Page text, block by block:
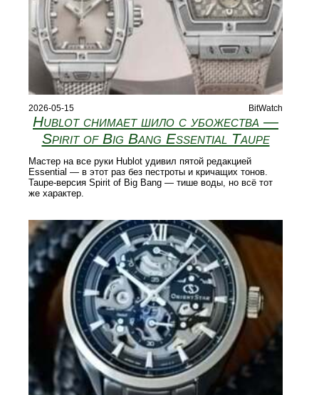
2026-05-15 BitWatch
Hublot снимает шило с убожества —
Spirit of Big Bang Essential Taupe
Мастер на все руки Hublot удивил пятой редакцией
Essential — в этот раз без пестроты и кричащих тонов.
Taupe-версия Spirit of Big Bang — тише воды, но всё тот
же характер.